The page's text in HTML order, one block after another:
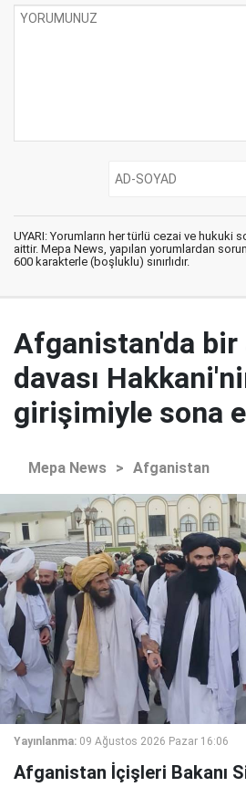
UYARI: Yorumların her türlü cezai ve hukuki
aittir. Mepa News, yapılan yorumlardan
600 karakterle (boşluklu) sınırlıdır.
Afganistan'da bir
davası
girişimiyle sona
Mepa News > Afganistan
Yayınlanma: 09 Ağustos 2026 Pazar 16:06
Afganistan İçişleri Bakanı